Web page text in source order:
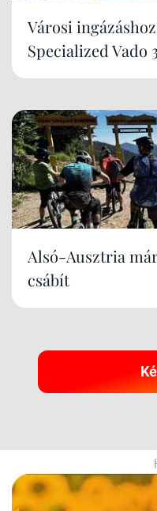
Városi
Specialized Vado 3
Alsó-Ausztria
csábít